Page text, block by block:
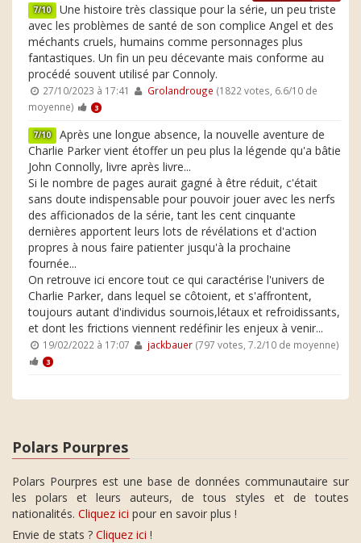
7/10 Une histoire très classique pour la série, un peu triste
avec les problèmes de santé de son complice Angel et des
méchants cruels, humains comme personnages plus
fantastiques. Un fin un peu décevante mais conforme au
procédé souvent utilisé par Connoly.
27/10/2023 à 17:41 Grolandrouge (1822 votes, 6.6/10 de
moyenne)
3
7/10 Après une longue absence, la nouvelle aventure de
Charlie Parker vient étoffer un peu plus la légende qu'a bâtie
John Connolly, livre après livre...
Si le nombre de pages aurait gagné à être réduit, c'était
sans doute indispensable pour pouvoir jouer avec les nerfs
des afficionados de la série, tant les cent cinquante
dernières apportent leurs lots de révélations et d'action
propres à nous faire patienter jusqu'à la prochaine
fournée...
On retrouve ici encore tout ce qui caractérise l'univers de
Charlie Parker, dans lequel se côtoient, et s'affrontent,
toujours autant d'individus sournois,létaux et refroidissants,
et dont les frictions viennent redéfinir les enjeux à venir...
19/02/2022 à 17:07 jackbauer(797 votes, 7.2/10 de moyenne)
3
Polars Pourpres
Polars Pourpres est une base de données communautaire sur
les polars et leurs auteurs, de tous styles et de toutes
nationalités. Cliquez ici pour en savoir plus !
Envie de stats ? Cliquez ici !